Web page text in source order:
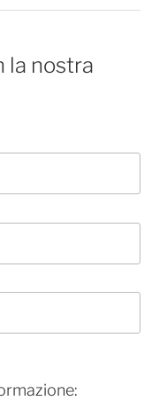
la nostra